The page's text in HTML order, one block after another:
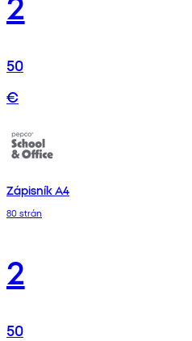
50
€
Zápisník A4
80 strán
2
50